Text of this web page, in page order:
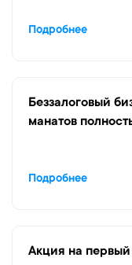
Подробнее
Беззалоговый
манатов
Подробнее
Aкция на